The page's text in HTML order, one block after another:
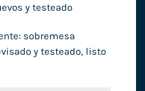
y testeado
sobremesa
y testeado, listo